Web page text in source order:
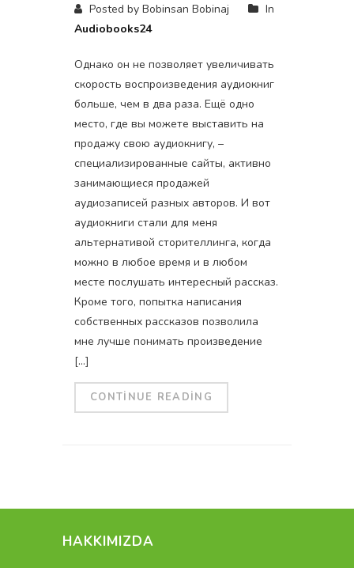
Posted by Bobinsan Bobinaj
In
Audiobooks24
Однако он не позволяет увеличивать
скорость воспроизведения аудиокниг
больше, чем в два раза. Ещё одно
место, где вы можете выставить на
продажу свою аудиокнигу, –
специализированные сайты, активно
занимающиеся продажей
аудиозаписей разных авторов. И вот
аудиокниги стали для меня
альтернативой сторителлинга, когда
можно в любое время и в любом
месте послушать интересный рассказ.
Кроме того, попытка написания
собственных рассказов позволила
мне лучше понимать произведение
[…]
CONTINUE READING
HAKKIMIZDA